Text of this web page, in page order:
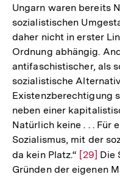
Ungarn waren bereits
sozialistischen
daher nicht in erster
Ordnung abhängig.
antifaschistischer, als
sozialistische
Existenzberechtigung
neben einer
Natürlich keine . . . Für
Sozialismus, mit der
da kein Platz.“ Zur
[29] Die
Gründen der eigenen